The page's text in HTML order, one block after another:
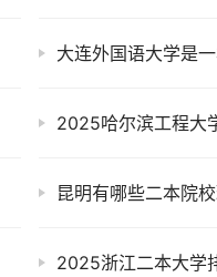
大连外国语大学是
2025哈尔滨工程大
昆明有哪些二本院
2025浙江二本大学